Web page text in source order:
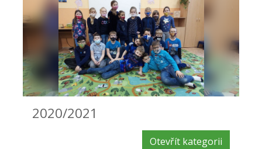
2020/2021
Otevřít kategorii